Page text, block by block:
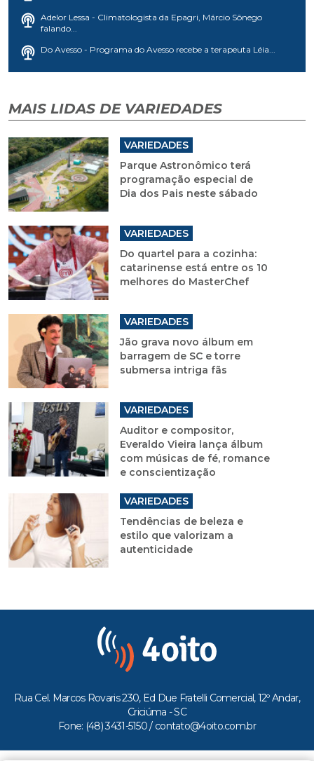
Adelor Lessa - Climatologista da Epagri, Márcio Sônego
falando...
Do Avesso - Programa do Avesso recebe a terapeuta Léia...
MAIS LIDAS DE VARIEDADES
VARIEDADES
Parque Astronômico terá
programação especial de
Dia dos Pais neste sábado
VARIEDADES
Do quartel para a cozinha:
catarinense está entre os 10
melhores do MasterChef
VARIEDADES
Jão grava novo álbum em
barragem de SC e torre
submersa intriga fãs
VARIEDADES
Auditor e compositor,
Everaldo Vieira lança álbum
com músicas de fé, romance
e conscientização
VARIEDADES
Tendências de beleza e
estilo que valorizam a
autenticidade
Rua Cel. Marcos Rovaris 230, Ed Due Fratelli Comercial, 12º Andar,
Criciúma - SC
Fone: (48) 3431-5150 / contato@4oito.com.br